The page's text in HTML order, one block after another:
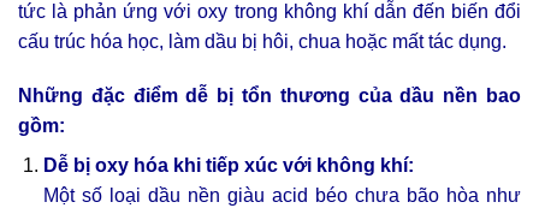
tức là phản ứng với oxy trong không khí dẫn đến biến đổi
cấu trúc hóa học, làm dầu bị hôi, chua hoặc mất tác dụng.
Những đặc điểm dễ bị tổn thương của dầu nền bao
gồm:
Dễ bị oxy hóa khi tiếp xúc với không khí:
Một số loại dầu nền giàu acid béo chưa bão hòa như